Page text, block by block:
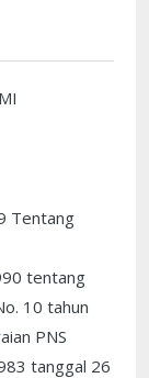
Tentang
tentang
10 tahun
PNS
tanggal 26